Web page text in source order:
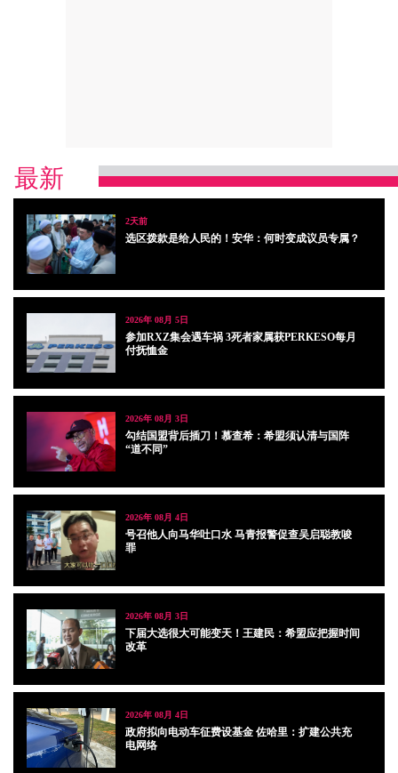
最新
2天前
选区拨款是给人民的！安华：何时变成议员专属？
2026年 08月 5日
参加RXZ集会遇车祸 3死者家属获PERKESO每月
付抚恤金
2026年 08月 3日
勾结国盟背后插刀！慕查希：希盟须认清与国阵
“道不同”
2026年 08月 4日
号召他人向马华吐口水 马青报警促查吴启聪教唆
罪
2026年 08月 3日
下届大选很大可能变天！王建民：希盟应把握时间
改革
2026年 08月 4日
政府拟向电动车征费设基金 佐哈里：扩建公共充
电网络